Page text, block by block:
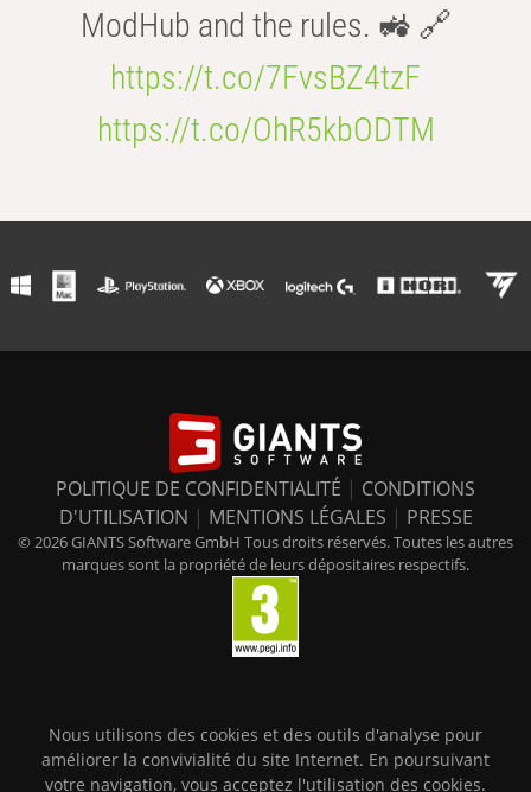
ModHub and the rules. 🚜 🔗
https://t.co/7FvsBZ4tzF
https://t.co/OhR5kbODTM
POLITIQUE DE CONFIDENTIALITÉ | CONDITIONS
D'UTILISATION | MENTIONS LÉGALES | PRESSE
© 2026 GIANTS Software GmbH Tous droits réservés. Toutes les autres
marques sont la propriété de leurs dépositaires respectifs.
Nous utilisons des cookies et des outils d'analyse pour
améliorer la convivialité du site Internet. En poursuivant
votre navigation, vous acceptez l'utilisation des cookies.